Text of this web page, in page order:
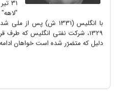
31
"لاهه"
با انگلیس (1331 ش) پس از
1329، شرکت نفتی انگلیس که طرف
دلیل که متضرّر شده است خواهان ادامه